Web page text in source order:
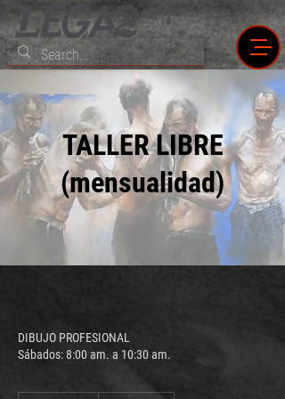
TALLER LIBRE
(mensualidad)
DIBUJO PROFESIONAL
Sábados: 8:00 am. a 10:30 am.